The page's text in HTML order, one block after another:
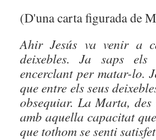
(D'una carta figurada de
Ahir Jesús va venir a
deixebles. Ja saps
encerclant per matar-lo.
que entre els seus
obsequiar. La Marta,
amb aquella capacitat
que tothom se senti